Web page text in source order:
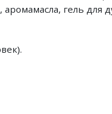
гель для